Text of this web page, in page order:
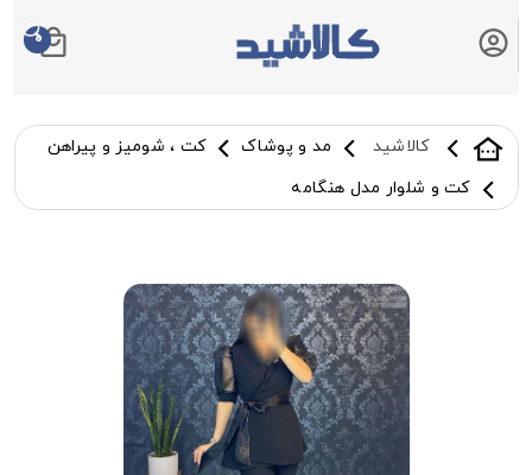
0
کالاشید مد و پوشاک
کت ، شومیز و پیراهن
کت و شلوار مدل هنگامه